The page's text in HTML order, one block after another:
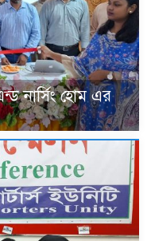
নার্সিং হোম এর